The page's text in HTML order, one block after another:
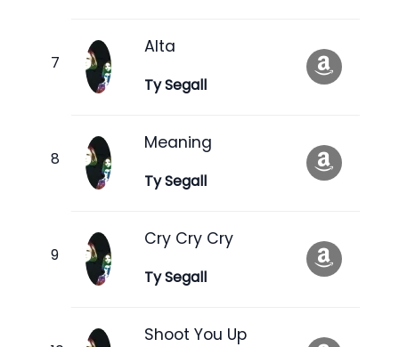
Alta
Ty Segall
Meaning
Ty Segall
Cry Cry Cry
Ty Segall
Shoot You Up